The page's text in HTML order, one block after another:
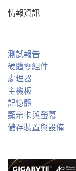
情報資訊
測試報告
硬體零組件
處理器
主機板
記憶體
顯示卡與螢幕
儲存裝置與設備